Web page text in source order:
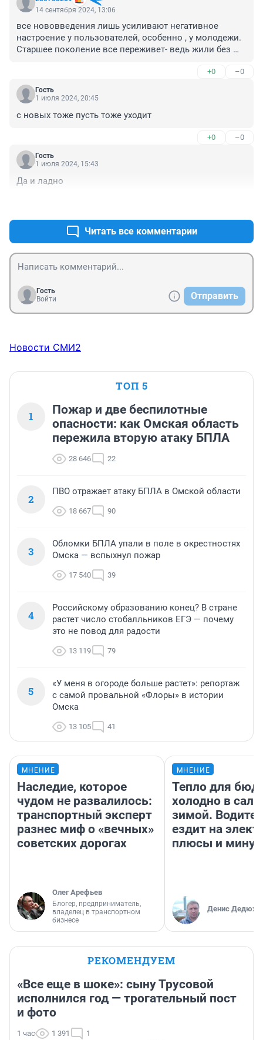
14 сентября 2024, 13:06
все нововведения лишь усиливают негативное
настроение у пользователей, особенно , у молодежи.
Старшее поколение все переживет- ведь жили без
реальную цель преследуют разработчики? Может
совсем отказаться от сотовых и перейти на
домашние телефоны, телеграф, переговорные
хватит???????
+0 –0
Гость
1 июля 2024, 20:45
с новых тоже пусть тоже уходит
+0 –0
Гость
1 июля 2024, 15:43
Да и ладно
Читать все комментарии
Гость
Войти
Отправить
Новости СМИ2
ТОП 5
1
Пожар и две беспилотные
опасности: как Омская область
пережила вторую атаку БПЛА
28 646 22
2
ПВО отражает атаку БПЛА в Омской области
18 667 90
3
Обломки БПЛА упали в поле в окрестностях
Омска — вспыхнул пожар
17 540 39
4
Российскому образованию конец? В стране
растет число стобалльников ЕГЭ — почему
это не повод для радости
13 119 79
5
«У меня в огороде больше растет»: репортаж
с самой провальной «Флоры» в истории
Омска
13 105 41
МНЕНИЕ
Наследие, которое
чудом не развалилось:
транспортный эксперт
разнес миф о «вечных»
советских дорогах
Олег Арефьев
Блогер, предприниматель,
владелец в транспортном
бизнесе
МНЕНИЕ
Тепло для
холодно в
зимой.
ездит на
плюсы и
Денис
РЕКОМЕНДУЕМ
«Все еще в шоке»: сыну Трусовой
исполнился год — трогательный пост
и фото
1 час 1 391 1